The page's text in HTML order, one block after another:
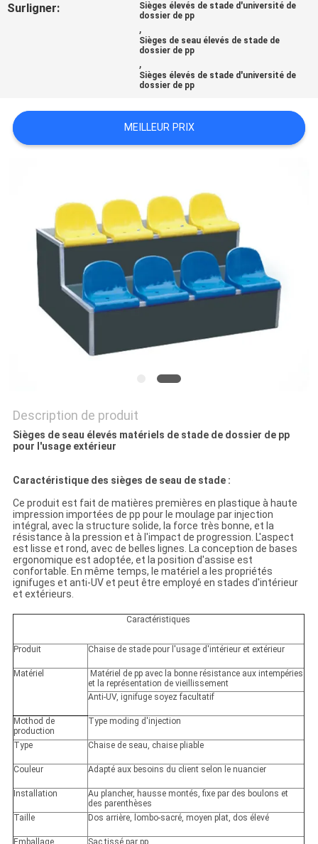
CONTACTEZ-
DEMANDEZ
PLAN
SITE
PRIVACY
Surligner:
Sièges élevés de stade d'université de
dossier de pp
,
Sièges de seau élevés de stade de
dossier de pp
,
Sièges élevés de stade d'université de
dossier de pp
MEILLEUR PRIX
Description de produit
Sièges de seau élevés matériels de stade de dossier de pp
pour l'usage extérieur
Caractéristique des sièges de seau de stade :
Ce produit est fait de matières premières en plastique à haute
impression importées de pp pour le moulage par injection
intégral, avec la structure solide, la force très bonne, et la
résistance à la pression et à l'impact de progression. L'aspect
est lisse et rond, avec de belles lignes. La conception de bases
ergonomique est adoptée, et la position d'assise est
confortable. En même temps, le matériel a les propriétés
ignifuges et anti-UV et peut être employé en stades d'intérieur
et extérieurs.
Caractéristiques
Produit Chaise de stade pour l'usage d'intérieur et extérieur
Matériel
Matériel de pp avec la bonne résistance aux intempéries
et la représentation de vieillissement
Anti-UV, ignifuge soyez facultatif
Mothod de
production
Type moding d'injection
Type Chaise de seau, chaise pliable
Couleur Adapté aux besoins du client selon le nuancier
Installation
Au plancher, hausse montés, fixe par des boulons et
des parenthèses
Taille
Dos arrière, lombo-sacré, moyen plat, dos élevé